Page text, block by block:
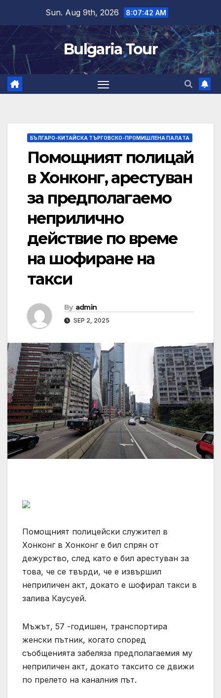
content
Sun. Aug 9th, 2026 8:07:43 AM
Bulgaria Tour
БЪЛГАРО-КИТАЙСКА ТЪРГОВСКО-ПРОМИШЛЕНА ПАЛAТА
Помощният полицай
в Хонконг, арестуван
за предполагаемо
неприлично
действие по време
на шофиране на
такси
By admin
SEP 2, 2025
Помощният полицейски служител в
Хонконг в Хонконг е бил спрян от
дежурство, след като е бил арестуван за
това, че се твърди, че е извършил
неприличен акт, докато е шофирал такси в
залива Каусуей.
Мъжът, 57 -годишен, транспортира
женски пътник, когато според
съобщенията забеляза предполагаемия му
неприличен акт, докато таксито се движи
по прелето на каналния път.